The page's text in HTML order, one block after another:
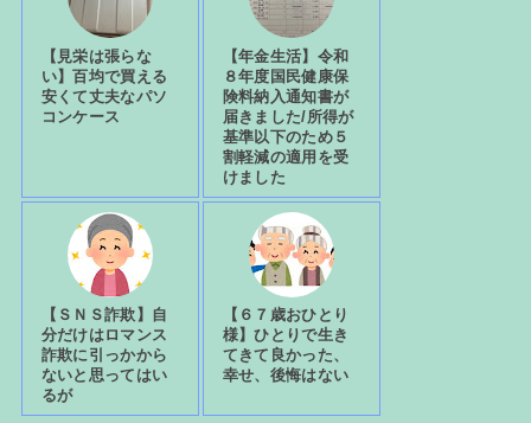
【見栄は張らな
い】百均で買える
安くて丈夫なパソ
コンケース
【年金生活】令和
８年度国民健康保
険料納入通知書が
届きました/所得が
基準以下のため５
割軽減の適用を受
けました
【ＳＮＳ詐欺】自
分だけはロマンス
詐欺に引っかから
ないと思ってはい
るが
【６７歳おひとり
様】ひとりで生き
てきて良かった、
幸せ、後悔はない